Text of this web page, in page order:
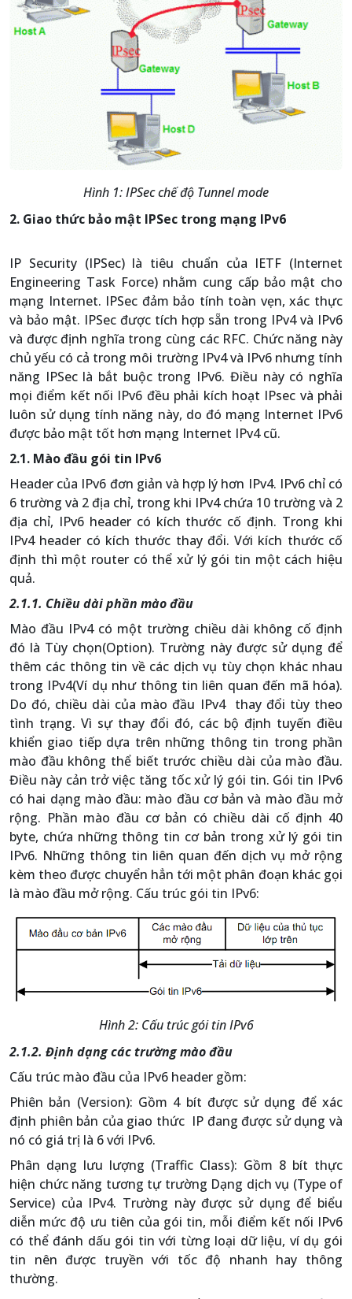
Hình 1: IPSec chế độ Tunnel mode
2. Giao thức bảo mật IPSec trong mạng IPv6
IP Security (IPSec) là tiêu chuẩn của IETF (Internet
Engineering Task Force) nhằm cung cấp bảo mật cho
mạng Internet. IPSec đảm bảo tính toàn vẹn, xác thực
và bảo mật. IPSec được tích hợp sẵn trong IPv4 và IPv6
và được định nghĩa trong cùng các RFC. Chức năng này
chủ yếu có cả trong môi trường IPv4 và IPv6 nhưng tính
năng IPSec là bắt buộc trong IPv6. Điều này có nghĩa
mọi điểm kết nối IPv6 đều phải kích hoạt IPsec và phải
luôn sử dụng tính năng này, do đó mạng Internet IPv6
được bảo mật tốt hơn mạng Internet IPv4 cũ.
2.1. Mào đầu gói tin IPv6
Header của IPv6 đơn giản và hợp lý hơn IPv4. IPv6 chỉ có
6 trường và 2 địa chỉ, trong khi IPv4 chứa 10 trường và 2
địa chỉ, IPv6 header có kích thước cố định. Trong khi
IPv4 header có kích thước thay đổi. Với kích thước cố
định thì một router có thể xử lý gói tin một cách hiệu
quả.
2.1.1. Chiều dài phần mào đầu
Mào đầu IPv4 có một trường chiều dài không cố định
đó là Tùy chọn(Option). Trường này được sử dụng để
thêm các thông tin về các dịch vụ tùy chọn khác nhau
trong IPv4(Ví dụ như thông tin liên quan đến mã hóa).
Do đó, chiều dài của mào đầu IPv4 thay đổi tùy theo
tình trạng. Vì sự thay đổi đó, các bộ định tuyến điều
khiển giao tiếp dựa trên những thông tin trong phần
mào đầu không thể biết trước chiều dài của mào đầu.
Điều này cản trở việc tăng tốc xử lý gói tin. Gói tin IPv6
có hai dạng mào đầu: mào đầu cơ bản và mào đầu mở
rộng. Phần mào đầu cơ bản có chiều dài cố định 40
byte, chứa những thông tin cơ bản trong xử lý gói tin
IPv6. Những thông tin liên quan đến dịch vụ mở rộng
kèm theo được chuyển hẳn tới một phân đoạn khác gọi
là mào đầu mở rộng. Cấu trúc gói tin IPv6:
Hình 2: Cấu trúc gói tin IPv6
2.1.2. Định dạng các trường mào đầu
Cấu trúc mào đầu của IPv6 header gồm:
Phiên bản (Version): Gồm 4 bít được sử dụng để xác
định phiên bản của giao thức IP đang được sử dụng và
nó có giá trị là 6 với IPv6.
Phân dạng lưu lượng (Traffic Class): Gồm 8 bít thực
hiện chức năng tương tự trường Dạng dịch vụ (Type of
Service) của IPv4. Trường này được sử dụng để biểu
diễn mức độ ưu tiên của gói tin, mỗi điểm kết nối IPv6
có thể đánh dấu gói tin với từng loại dữ liệu, ví dụ gói
tin nên được truyền với tốc độ nhanh hay thông
thường.